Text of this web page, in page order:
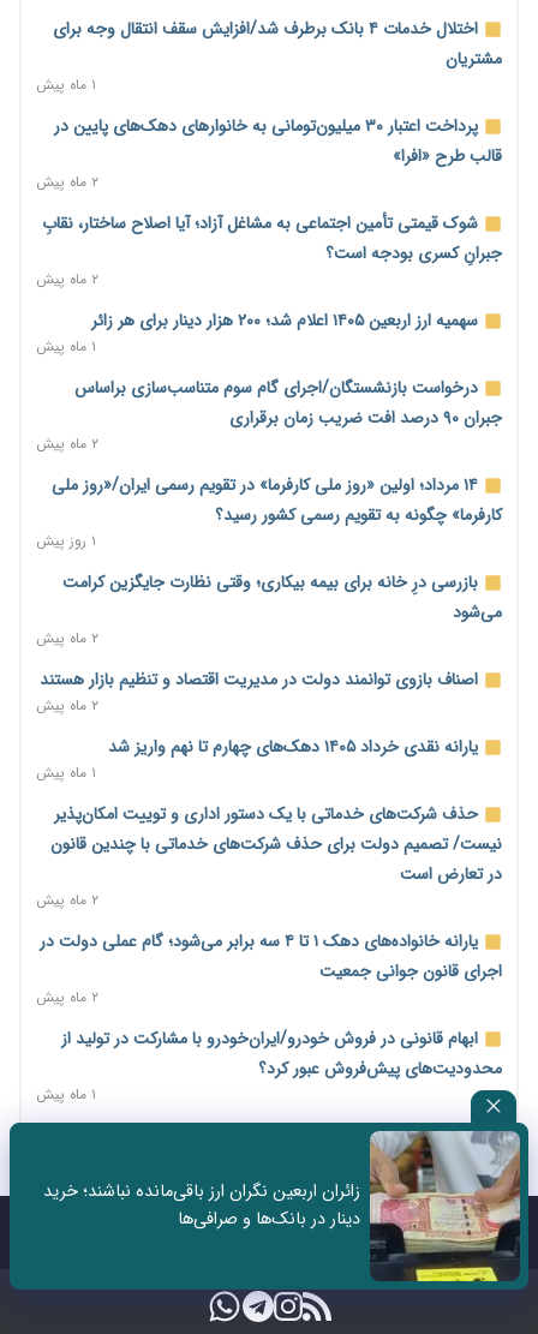
محدودیت تازه برای شبکه بانکی؛ افزایش سپرده قانونی با هدف
کنترل تورم
۱ روز پیش
ترمز تولید خودرو کشیده شد؛ افت ۲۵ درصدی تیراژ ایران‌خودرو،
سایپا و پارس‌خودرو
۱ روز پیش
بنگاه‌داری بانک‌ها؛ مانع بزرگ خانه‌دار شدن مستأجران
نماینده مجلس: توسعه مرزهای زمینی به راهبرد تأمین کالاهای
اساسی تبدیل شود
۱ روز پیش
خانه کارگر قزوین: شکاف دستمزد و هزینه معیشت هر روز عمیق‌تر
می‌شود
۱ روز پیش
رئیس سازمان امور مالیاتی: بلاگرهای پردرآمد مشمول پرداخت
مالیات هستند
۱ روز پیش
پیش‌بینی افزایش تولید برنج؛ نیاز وارداتی کشور به ۵۰۰ هزار تن
کاهش می‌یابد
۱ روز پیش
امضای تفاهم‌نامه تجاری ایران و پاکستان؛ هدف‌گذاری تجارت ۱۰
اختیارات جدید گمرکات برای تمدید ورود موقت کالا و خودرو تا
پایان شهریور ابلاغ شد
۱ روز پیش
مرحله سیزدهم کالابرگ در سایه تورم؛ قدرت خرید یارانه یک‌میلیونی
۱۴ مرداد؛ اولین «روز ملی کارفرما» در تقویم رسمی ایران/«روز ملی
کارفرما» چگونه به تقویم رسمی کشور رسید؟
۱ روز پیش
سکه در یک قدمی ۱۸۵ میلیون تومان
۳ روز پیش
تشکل‌ها در مسیر ارتقای تاب‌آوری اعضا برنامه‌ریزی کنند
ساماندهی نیروهای شرکتی نباید قربانی ملاحظات انتخاباتی شود/
برخی نمایندگان به دنبال حذف شرکت‌هایی که وجود ندارند!
اختلال خدمات ۴ بانک برطرف شد/افزایش سقف انتقال وجه برای
مشتریان
۱ ماه پیش
پرداخت اعتبار ۳۰ میلیون‌تومانی به خانوارهای دهک‌های پایین در
قالب طرح «افرا»
۲ ماه پیش
شوک قیمتی تأمین اجتماعی به مشاغل آزاد؛ آیا اصلاح ساختار، نقابِ
جبرانِ کسری بودجه است؟
۲ ماه پیش
سهمیه ارز اربعین ۱۴۰۵ اعلام شد؛ ۲۰۰ هزار دینار برای هر زائر
۱ ماه پیش
درخواست بازنشستگان/اجرای گام سوم متناسب‌سازی براساس
جبران ۹۰ درصد افت ضریب زمان برقراری
۲ ماه پیش
۱۴ مرداد؛ اولین «روز ملی کارفرما» در تقویم رسمی ایران/«روز ملی
کارفرما» چگونه به تقویم رسمی کشور رسید؟
۱ روز پیش
بازرسی درِ خانه برای بیمه بیکاری؛ وقتی نظارت جایگزین کرامت
می‌شود
۲ ماه پیش
اصناف بازوی توانمند دولت در مدیریت اقتصاد و تنظیم بازار هستند
۲ ماه پیش
یارانه نقدی خرداد ۱۴۰۵ دهک‌های چهارم تا نهم واریز شد
۱ ماه پیش
حذف شرکت‌های خدماتی با یک دستور اداری و توییت امکان‌پذیر
نیست/ تصمیم دولت برای حذف شرکت‌های خدماتی با چندین قانون
در تعارض است
۲ ماه پیش
یارانه خانواده‌های دهک ۱ تا ۴ سه برابر می‌شود؛ گام عملی دولت در
اجرای قانون جوانی جمعیت
۲ ماه پیش
ابهام قانونی در فروش خودرو/ایران‌خودرو با مشارکت در تولید از
محدودیت‌های پیش‌فروش عبور کرد؟
۱ ماه پیش
سه نماد جدید اخزا در فرابورس پذیرش شد
ثبت نادرست عنوان شغلی، کارگر و کارفرما را با جریمه و شکایت
روبه‌رو می‌کند
زائران اربعین نگران ارز باقی‌مانده نباشند؛ خرید
دینار در بانک‌ها و صرافی‌ها